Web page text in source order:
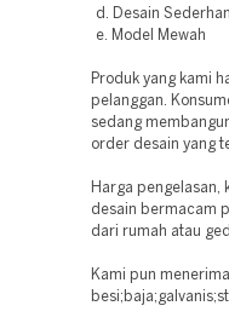
d. Desain
e. Model Mewah
Produk yang kami
pelanggan.
sedang
order desain yang
Harga pengelasan,
desain bermacam
dari rumah atau
Kami pun